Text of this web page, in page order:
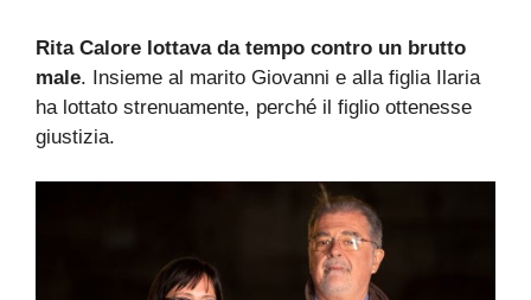
Rita Calore lottava da tempo contro un brutto
male. Insieme al marito Giovanni e alla figlia Ilaria
ha lottato strenuamente, perché il figlio ottenesse
giustizia.